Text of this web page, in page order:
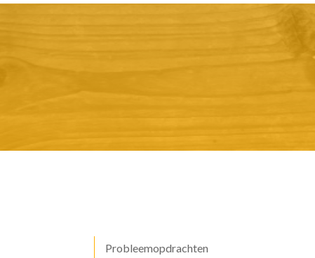
Probleemopdrachten